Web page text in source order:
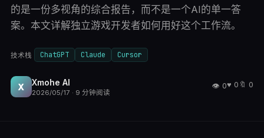
的是一份多视角的综合报告，而不是一个AI的单一答
案。本文详解独立游戏开发者如何用好这个工作流。
技术栈 ChatGPT Claude Cursor
X Xmohe AI
2026/05/17 · 9 分钟阅读
👁 0♥ 0 🔖 0